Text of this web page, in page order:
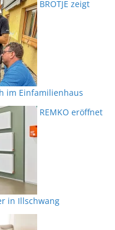
BRÖTJE zeigt
im Einfamilienhaus
REMKO eröffnet
in Illschwang